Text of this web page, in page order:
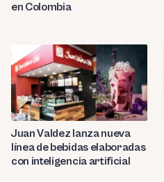
en Colombia
Juan Valdez lanza nueva
línea de bebidas elaboradas
con inteligencia artificial